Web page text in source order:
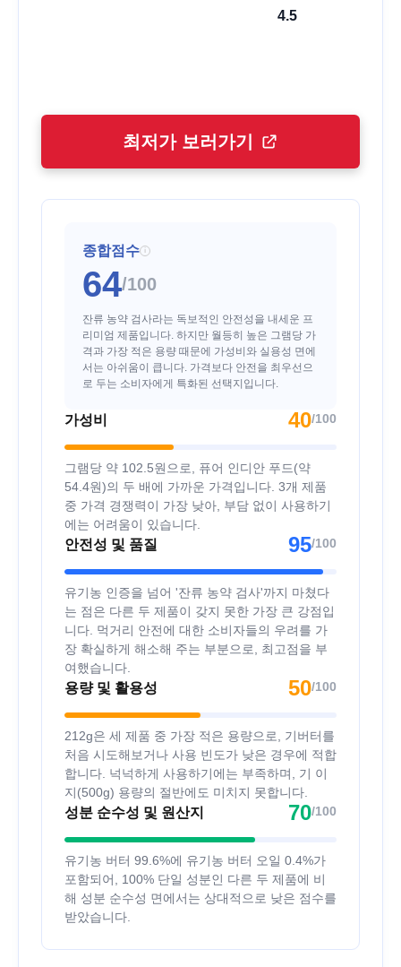
4.5
최저가 보러가기
종합점수 i
64/100
잔류 농약 검사라는 독보적인 안전성을 내세운 프
리미엄 제품입니다. 하지만 월등히 높은 그램당 가
격과 가장 적은 용량 때문에 가성비와 실용성 면에
서는 아쉬움이 큽니다. 가격보다 안전을 최우선으
로 두는 소비자에게 특화된 선택지입니다.
가성비 40/100
그램당 약 102.5원으로, 퓨어 인디안 푸드(약
54.4원)의 두 배에 가까운 가격입니다. 3개 제품
중 가격 경쟁력이 가장 낮아, 부담 없이 사용하기
에는 어려움이 있습니다.
안전성 및 품질 95/100
유기농 인증을 넘어 '잔류 농약 검사'까지 마쳤다
는 점은 다른 두 제품이 갖지 못한 가장 큰 강점입
니다. 먹거리 안전에 대한 소비자들의 우려를 가
장 확실하게 해소해 주는 부분으로, 최고점을 부
여했습니다.
용량 및 활용성 50/100
212g은 세 제품 중 가장 적은 용량으로, 기버터를
처음 시도해보거나 사용 빈도가 낮은 경우에 적합
합니다. 넉넉하게 사용하기에는 부족하며, 기 이
지(500g) 용량의 절반에도 미치지 못합니다.
성분 순수성 및 원산지 70/100
유기농 버터 99.6%에 유기농 버터 오일 0.4%가
포함되어, 100% 단일 성분인 다른 두 제품에 비
해 성분 순수성 면에서는 상대적으로 낮은 점수를
받았습니다.